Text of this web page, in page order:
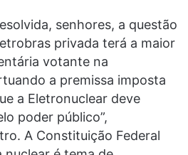
senhores, a questão
privada terá a maior
votante na
a premissa imposta
a Eletronuclear deve
poder público”,
A Constituição Federal